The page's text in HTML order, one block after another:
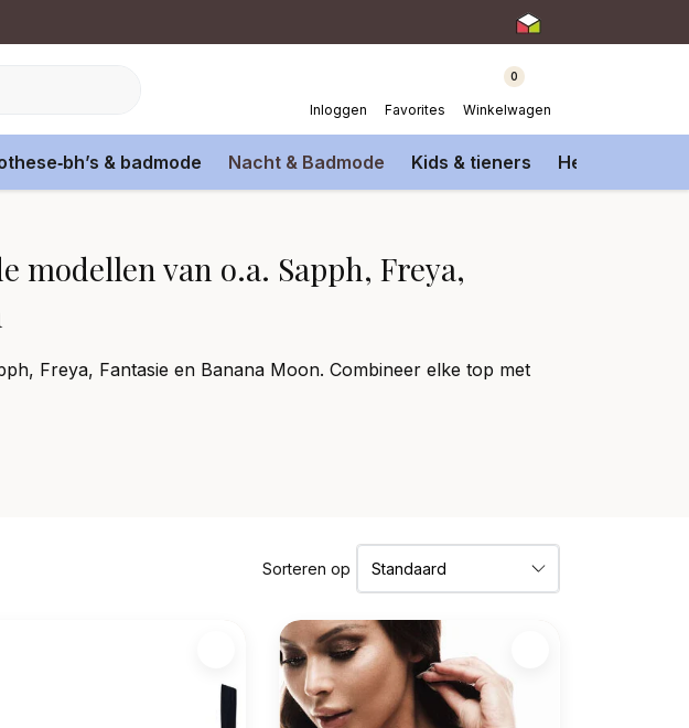
Inloggen Favorites
0
Winkelwagen
& badmode Nacht & Badmode Kids & tieners Heren
van o.a. Sapph, Freya,
Freya, Fantasie en Banana Moon. Combineer elke top met
Sorteren op